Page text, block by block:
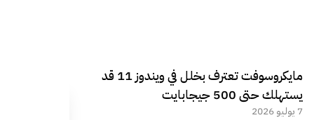
مايكروسوفت تعترف بخلل في ويندوز 11 قد
يستهلك حتى 500 جيجابايت
7 يوليو 2026